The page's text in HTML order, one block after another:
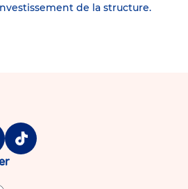
de la structure.
Tiktok